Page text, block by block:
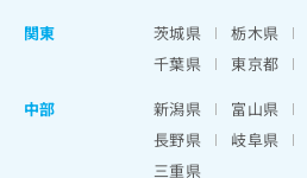
関東
茨城県 栃木県
千葉県
東京都
中部
新潟県 富山県
長野県
岐阜県
三重県